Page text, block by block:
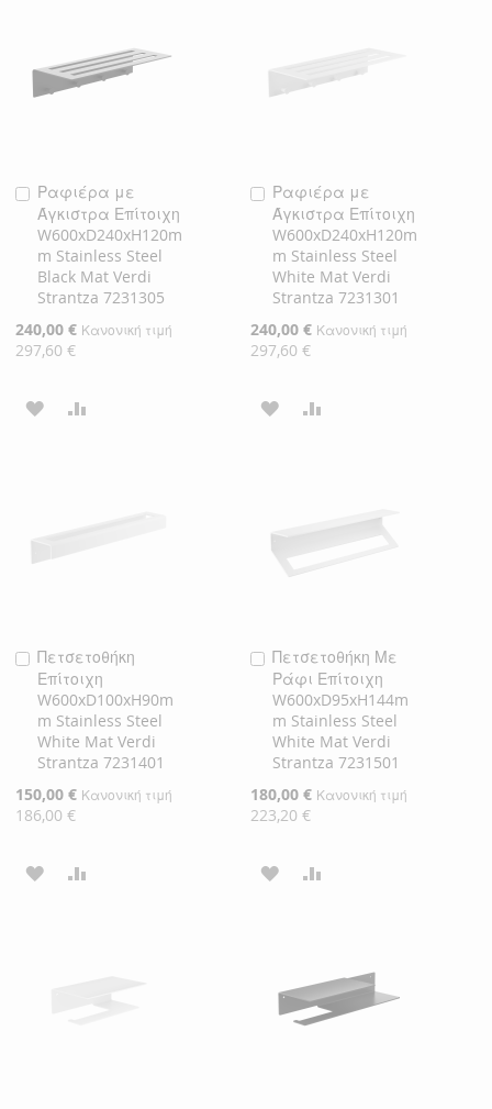
ΕΠΙΘΥΜΙΏΝ
ΕΠΙΘΥΜΙΏΝ
Ραφιέρα με
Άγκιστρα Επίτοιχη
W600xD240xH120m
m Stainless Steel
Black Mat Verdi
Strantza 7231305
Ειδική
Τιμή
240,00 € Κανονική τιμή
297,60 €
Προσθήκη
στο
Καλάθι
ΠΡΟΣΘΉΚΗ
Ραφιέρα με
Άγκιστρα Επίτοιχη
W600xD240xH120m
m Stainless Steel
White Mat Verdi
Strantza 7231301
Ειδική
Τιμή
240,00 € Κανονική τιμή
297,60 €
Προσθήκη
στο
Καλάθι
ΠΡΟΣΘΉΚΗ
ΕΠΙΘΥΜΙΏΝ
Πετσετοθήκη
Επίτοιχη
W600xD100xH90m
m Stainless Steel
White Mat Verdi
Strantza 7231401
Ειδική
Τιμή
150,00 € Κανονική τιμή
186,00 €
Προσθήκη
στο
Καλάθι
ΠΡΟΣΘΉΚΗ
Πετσετοθήκη Με
Ράφι Επίτοιχη
W600xD95xH144m
m Stainless Steel
White Mat Verdi
Strantza 7231501
Ειδική
Τιμή
180,00 € Κανονική τιμή
223,20 €
Προσθήκη
στο
Καλάθι
ΠΡΟΣΘΉΚΗ
ΕΠΙΘΥΜΙΏΝ